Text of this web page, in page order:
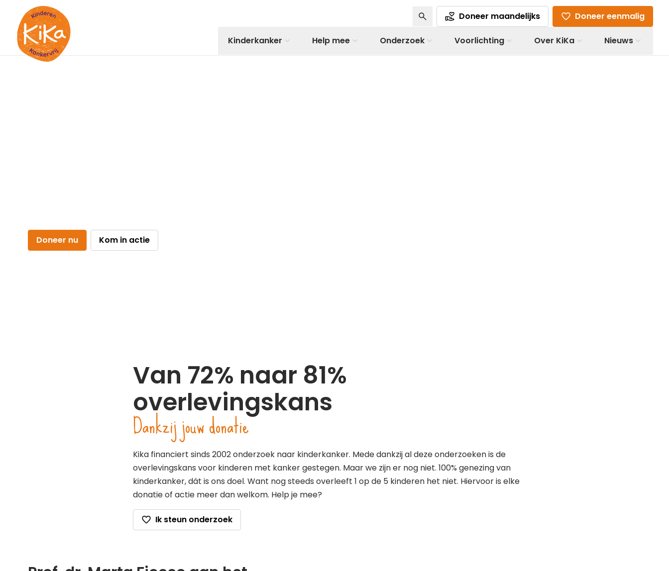
Doneer eenmalig
Doneer maandelijks
Kinderkanker Help mee Onderzoek Voorlichting Over KiKa Nieuws
Doneer nu Kom in actie
Van 72% naar 81%
overlevingskans
Dankzij jouw donatie
Kika financiert sinds 2002 onderzoek naar kinderkanker. Mede dankzij al deze onderzoeken is de
overlevingskans voor kinderen met kanker gestegen. Maar we zijn er nog niet. 100% genezing van
kinderkanker, dát is ons doel. Want nog steeds overleeft 1 op de 5 kinderen het niet. Hiervoor is elke
donatie of actie meer dan welkom. Help je mee?
Ik steun onderzoek